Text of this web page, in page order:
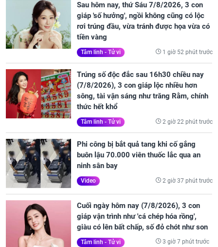
Sau hôm nay, thứ Sáu 7/8/2026, 3 con
giáp 'số hưởng', ngồi không cũng có lộc
rơi trúng đầu, vừa tránh được họa vừa có
tiền vàng
Tâm linh - Tử vi 1 giờ 52 phút trước
Trúng số độc đắc sau 16h30 chiều nay
(7/8/2026), 3 con giáp lộc nhiều hơn
sông, tài vận sáng như trăng Rằm, chính
thức hết khổ
Tâm linh - Tử vi 2 giờ 22 phút trước
Phi công bị bắt quả tang khi cố gắng
buôn lậu 70.000 viên thuốc lắc qua an
ninh sân bay
Video 2 giờ 37 phút trước
Cuối ngày hôm nay (7/8/2026), 3 con
giáp vận trình như 'cá chép hóa rồng',
giàu có lên bất chấp, số đỏ chót như son
Tâm linh - Tử vi 3 giờ 7 phút trước